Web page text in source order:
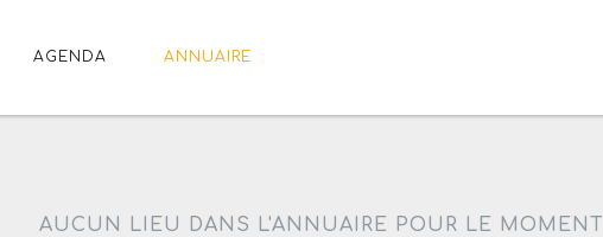
AGENDA ANNUAIRE
AUCUN LIEU DANS L'ANNUAIRE POUR LE MOMENT